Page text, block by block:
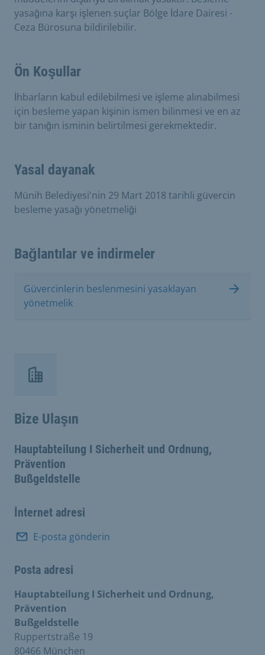
yasağına karşı işlenen suçlar Bölge İdare Dairesi -
Ceza Bürosuna bildirilebilir.
Ön Koşullar
İhbarların kabul edilebilmesi ve işleme alınabilmesi
için besleme yapan kişinin ismen bilinmesi ve en az
bir tanığın isminin belirtilmesi gerekmektedir.
Yasal dayanak
Münih Belediyesi'nin 29 Mart 2018 tarihli güvercin
besleme yasağı yönetmeliği
Bağlantılar ve indirmeler
Güvercinlerin beslenmesini yasaklayan
yönetmelik
Bize Ulaşın
Hauptabteilung I Sicherheit und Ordnung,
Prävention
Bußgeldstelle
İnternet adresi
E-posta gönderin
Posta adresi
Hauptabteilung I Sicherheit und Ordnung,
Prävention
Bußgeldstelle
Ruppertstraße 19
80466 München